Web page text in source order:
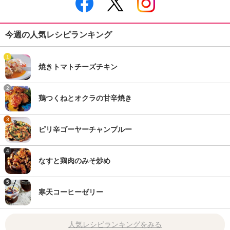
今週の人気レシピランキング
1
焼きトマトチーズチキン
2
鶏つくねとオクラの甘辛焼き
3
ピリ辛ゴーヤーチャンプルー
4
なすと鶏肉のみそ炒め
5
寒天コーヒーゼリー
人気レシピランキングをみる